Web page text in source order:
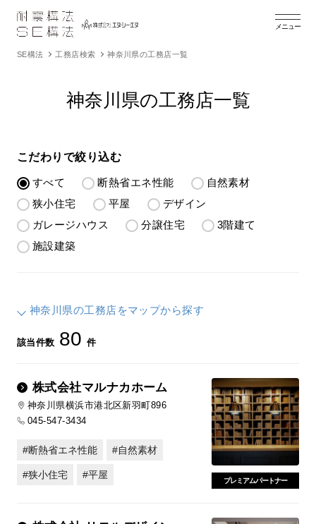
メニュー
SE構法 工務店検索 神奈川県の工務店一覧
神奈川県の工務店一覧
こだわりで絞り込む
すべて 断熱省エネ性能
自然素材
狭小住宅
平屋
デザイン
ガレージハウス
分譲住宅
3階建て
施設建築
神奈川県の工務店をマップから探す
該当件数 80 件
株式会社マルナカホーム
神奈川県横浜市港北区新羽町896
045-547-3434
断熱省エネ性能 自然素材
狭小住宅 平屋
プレミアムパートナー